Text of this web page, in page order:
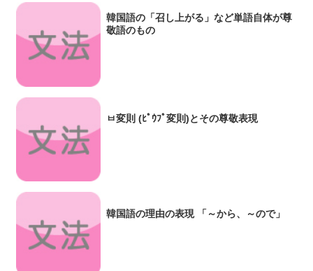
韓国語の「召し上がる」など単語自体が尊
敬語のもの
ㅂ変則 (ﾋﾟｳﾌﾟ変則)とその尊敬表現
韓国語の理由の表現 「～から、～ので」